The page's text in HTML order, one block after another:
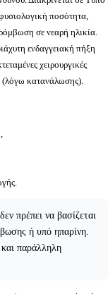
ποσότητα,
σε νεαρή ηλικία.
ενδαγγειακή πήξη
χειρουργικές
(λόγω κατανάλωσης).
πρέπει να βασίζεται
ή υπό ηπαρίνη.
και παράλληλη